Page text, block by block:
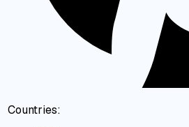
Countries: